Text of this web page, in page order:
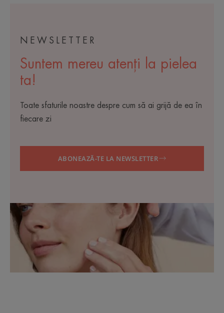
NEWSLETTER
Suntem mereu atenți la pielea
ta!
Toate sfaturile noastre despre cum să ai grijă de ea în
fiecare zi
ABONEAZĂ-TE LA NEWSLETTER